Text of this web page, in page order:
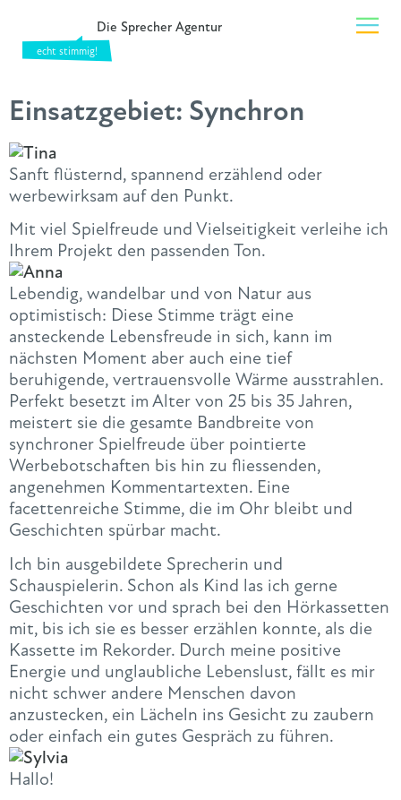
Die Sprecher Agentur
Einsatzgebiet: Synchron
Sanft flüsternd, spannend erzählend oder
werbewirksam auf den Punkt.
Mit viel Spielfreude und Vielseitigkeit verleihe ich
Ihrem Projekt den passenden Ton.
Lebendig, wandelbar und von Natur aus
optimistisch: Diese Stimme trägt eine
ansteckende Lebensfreude in sich, kann im
nächsten Moment aber auch eine tief
beruhigende, vertrauensvolle Wärme ausstrahlen.
Perfekt besetzt im Alter von 25 bis 35 Jahren,
meistert sie die gesamte Bandbreite von
synchroner Spielfreude über pointierte
Werbebotschaften bis hin zu fliessenden,
angenehmen Kommentartexten. Eine
facettenreiche Stimme, die im Ohr bleibt und
Geschichten spürbar macht.
Ich bin ausgebildete Sprecherin und
Schauspielerin. Schon als Kind las ich gerne
Geschichten vor und sprach bei den Hörkassetten
mit, bis ich sie es besser erzählen konnte, als die
Kassette im Rekorder. Durch meine positive
Energie und unglaubliche Lebenslust, fällt es mir
nicht schwer andere Menschen davon
anzustecken, ein Lächeln ins Gesicht zu zaubern
oder einfach ein gutes Gespräch zu führen.
Hallo!